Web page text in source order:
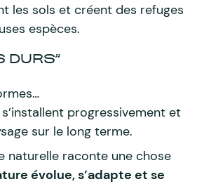
les sols et créent des refuges
espèces.
DURS”
progressivement et
sur le long terme.
naturelle raconte une chose
évolue, s’adapte et se